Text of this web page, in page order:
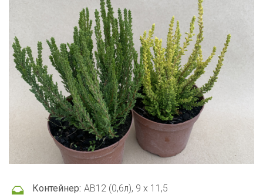
Контейнер: АВ12 (0,6л), 9 x 11,5